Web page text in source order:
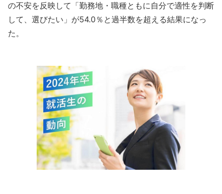
の不安を反映して「勤務地・職種ともに自分で適性を判断
して、選びたい」が54.0％と過半数を超える結果になっ
た。